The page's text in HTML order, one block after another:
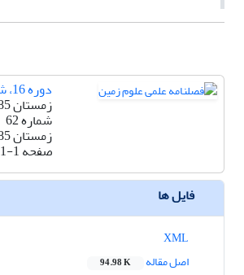
دوره 16، شماره 62
شماره 62
زمستان 1385
صفحه1-1
فایل ها
اصل مقاله
94.98 K